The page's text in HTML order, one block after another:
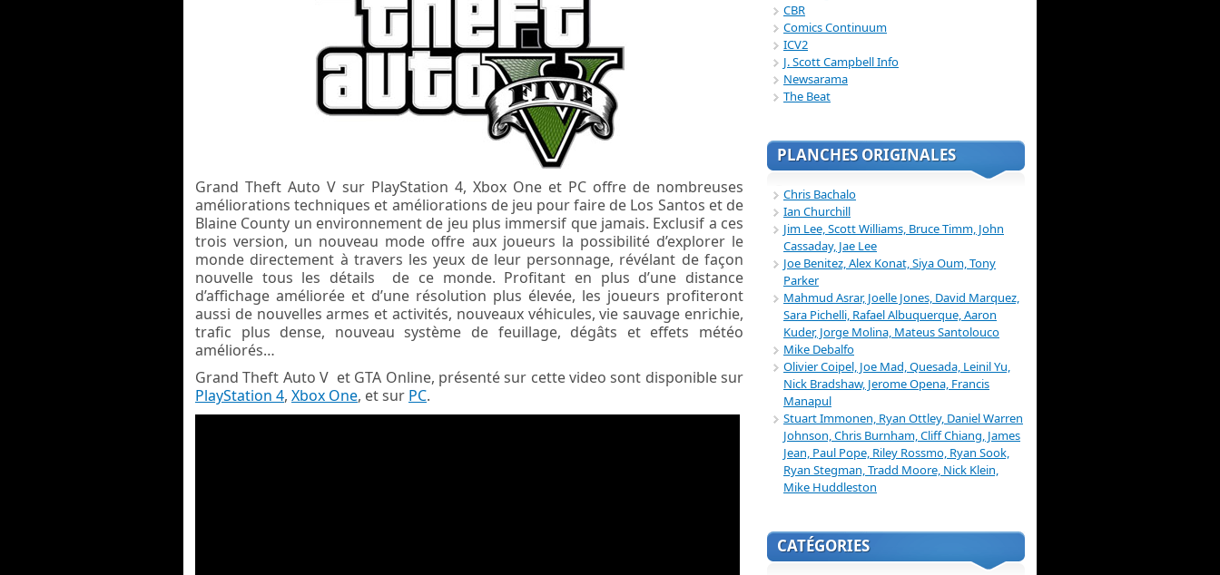
Grand Theft Auto V sur PlayStation 4, Xbox One et PC offre de nombreuses
améliorations techniques et améliorations de jeu pour faire de Los Santos et de
Blaine County un environnement de jeu plus immersif que jamais. Exclusif a ces
trois version, un nouveau mode offre aux joueurs la possibilité d’explorer le
monde directement à travers les yeux de leur personnage, révélant de façon
nouvelle tous les détails de ce monde. Profitant en plus d’une distance
d’affichage améliorée et d’une résolution plus élevée, les joueurs profiteront
aussi de nouvelles armes et activités, nouveaux véhicules, vie sauvage enrichie,
trafic plus dense, nouveau système de feuillage, dégâts et effets météo
améliorés…
Grand Theft Auto V et GTA Online, présenté sur cette video sont disponible sur
PlayStation 4, Xbox One, et sur PC.
CBR
Comics Continuum
ICV2
J. Scott Campbell Info
Newsarama
The Beat
PLANCHES ORIGINALES
Chris Bachalo
Ian Churchill
Jim Lee, Scott Williams, Bruce Timm, John
Cassaday, Jae Lee
Joe Benitez, Alex Konat, Siya Oum, Tony
Parker
Mahmud Asrar, Joelle Jones, David Marquez,
Sara Pichelli, Rafael Albuquerque, Aaron
Kuder, Jorge Molina, Mateus Santolouco
Mike Debalfo
Olivier Coipel, Joe Mad, Quesada, Leinil Yu,
Nick Bradshaw, Jerome Opena, Francis
Manapul
Stuart Immonen, Ryan Ottley, Daniel Warren
Johnson, Chris Burnham, Cliff Chiang, James
Jean, Paul Pope, Riley Rossmo, Ryan Sook,
Ryan Stegman, Tradd Moore, Nick Klein,
Mike Huddleston
CATÉGORIES